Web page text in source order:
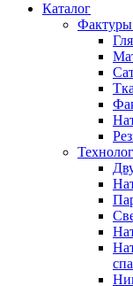
Каталог
Фактуры